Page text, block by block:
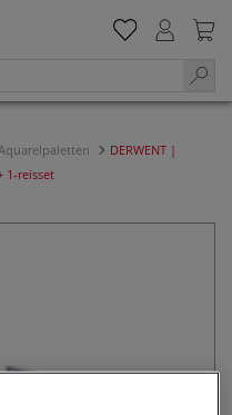
DERWENT |
1-reisset